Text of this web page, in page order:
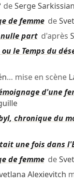
deSerge Sarkissian
de femmede
partd'après
le Temps du
… mise en scène
d'une
chronique du
une fois dans
de femmede
Alexievitch